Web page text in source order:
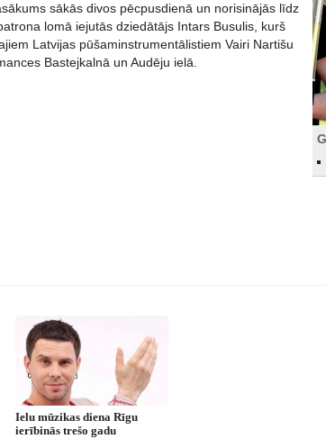
sākās divos pēcpusdienā un norisinājās līdz
lomā iejutās dziedātājs Intars Busulis, kurš
Latvijas pūšaminstrumentālistiem Vairi Nartišu
Bastejkalnā un Audēju ielā.
Ielu mūzikas diena Rīgu
ierībinās trešo gadu